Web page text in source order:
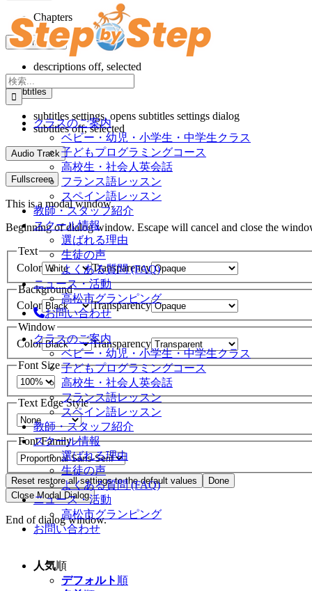
Chapters
Descriptions
descriptions off, selected
Subtitles
subtitles settings, opens subtitles settings dialog
subtitles off, selected
Audio Track
Fullscreen
This is a modal window.
Beginning of dialog window. Escape will cancel and close the
Text
Color
Transparency
Background
Color
Transparency
Window
Color
Transparency
Font Size
Text Edge Style
Font Family
Reset restore all settings to the default values
Done
Close Modal Dialog
End of dialog window.
検
索
…
クラスのご案内
ベビー・幼児・小学生・中学生クラス
子どもプログラミングコース
高校生・社会人英会話
フランス語レッスン
スペイン語レッスン
教師・スタッフ紹介
スクール情報
選ばれる理由
生徒の声
よくある質問 (FAQ)
ニュース・活動
高松市グランピング
お問い合わせ
クラスのご案内
ベビー・幼児・小学生・中学生クラス
子どもプログラミングコース
高校生・社会人英会話
フランス語レッスン
スペイン語レッスン
教師・スタッフ紹介
スクール情報
選ばれる理由
生徒の声
よくある質問 (FAQ)
ニュース・活動
高松市グランピング
お問い合わせ
人気順
デフォルト 順